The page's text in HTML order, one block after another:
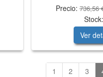
Precio:736,56
Ver
1 2 3